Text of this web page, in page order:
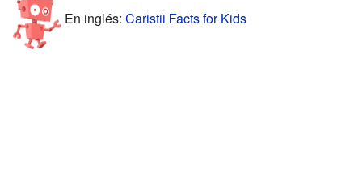
En inglés: Caristii Facts for Kids